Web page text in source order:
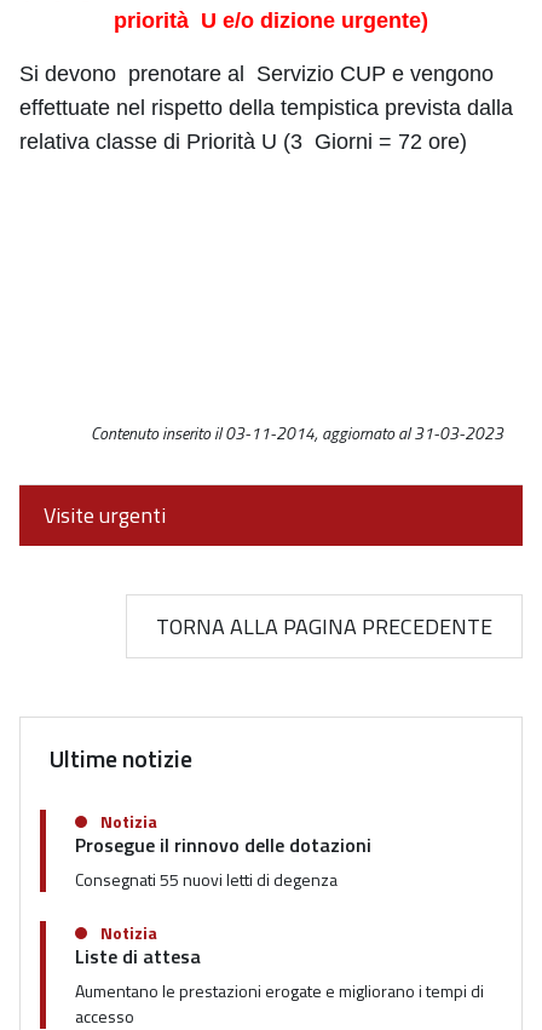
priorità U e/o dizione urgente)
Si devono prenotare al Servizio CUP e vengono
effettuate nel rispetto della tempistica prevista dalla
relativa classe di Priorità U (3 Giorni = 72 ore)
Contenuto inserito il 03-11-2014, aggiornato al 31-03-2023
Visite urgenti
TORNA ALLA PAGINA PRECEDENTE
Ultime notizie
Notizia
Prosegue il rinnovo delle dotazioni
Consegnati 55 nuovi letti di degenza
Notizia
Liste di attesa
Aumentano le prestazioni erogate e migliorano i tempi di
accesso